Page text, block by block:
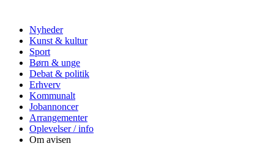
Nyheder
Kunst & kultur
Sport
Børn & unge
Debat & politik
Erhverv
Kommunalt
Jobannoncer
Arrangementer
Oplevelser / info
Om avisen